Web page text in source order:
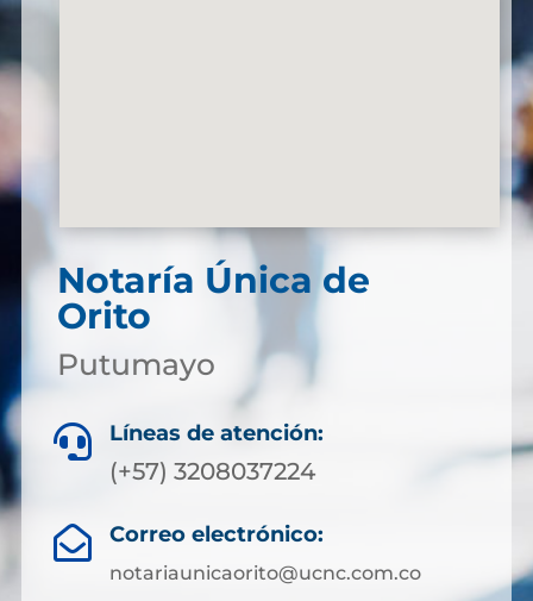
Notaría Única de
Orito
Putumayo
 Líneas de atención:
(+57) 3208037224
 Correo electrónico:
notariaunicaorito@ucnc.com.co